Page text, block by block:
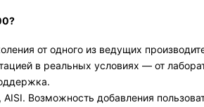
от одного из ведущих
в реальных условиях — от
Возможность добавления